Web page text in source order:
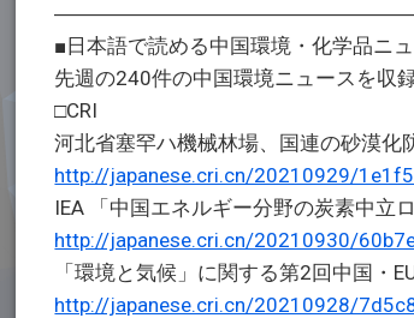
■日本語で読める中国環境・化学品ニ
先週の240件の中国環境ニュースを収
□CRI
河北省塞罕ハ機械林場、国連の砂漠
http://japanese.cri.cn/20210929/
IEA 「中国エネルギー分野の炭素中立
http://japanese.cri.cn/20210930/
「環境と気候」に関する第2回中国・
http://japanese.cri.cn/20210928/